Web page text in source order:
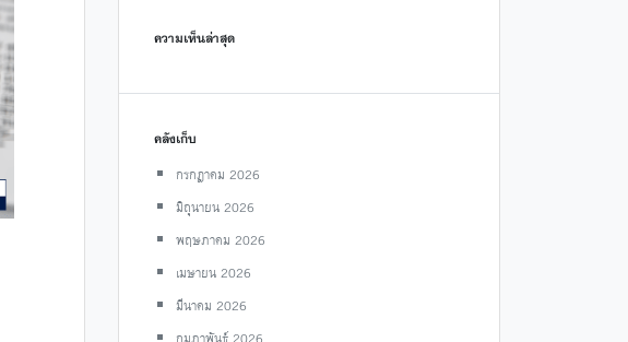
ความเห็นล่าสุด
คลังเก็บ
กรกฎาคม 2026
มิถุนายน 2026
พฤษภาคม 2026
เมษายน 2026
มีนาคม 2026